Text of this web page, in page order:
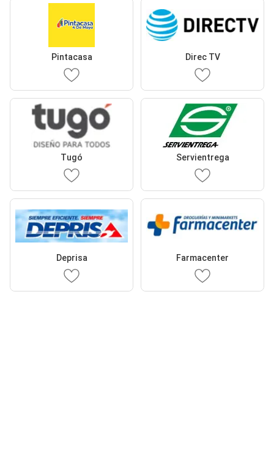
Pintacasa Direc TV
Tugó Servientrega
Deprisa Farmacenter